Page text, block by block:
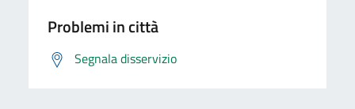
Problemi in città
Segnala disservizio